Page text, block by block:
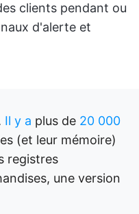
clients pendant ou
d'alerte et
Il y a plus de 20 000
(et leur mémoire)
registres
une version